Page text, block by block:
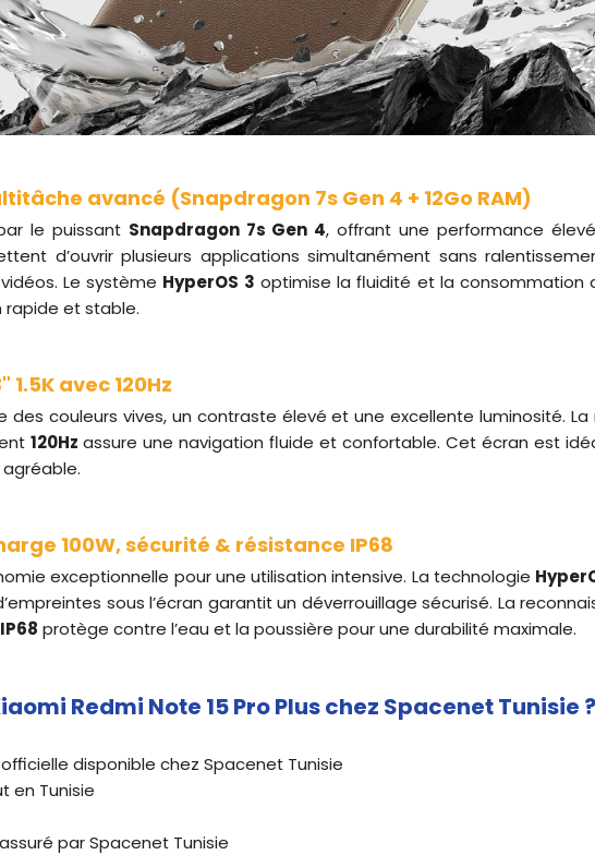
avancé (Snapdragon 7s Gen 4 + 12Go RAM)
le puissant Snapdragon 7s Gen 4, offrant une performance
d’ouvrir plusieurs applications simultanément sans
Le système HyperOS 3 optimise la fluidité et la consommation
rapide et stable.
1.5K avec 120Hz
des couleurs vives, un contraste élevé et une excellente luminosité. La
120Hz assure une navigation fluide et confortable. Cet écran est
agréable.
100W, sécurité & résistance IP68
exceptionnelle pour une utilisation intensive. La technologie
sous l’écran garantit un déverrouillage sécurisé. La
protège contre l’eau et la poussière pour une durabilité maximale.
Redmi Note 15 Pro Plus chez Spacenet Tunisie ?
disponible chez Spacenet Tunisie
en Tunisie
par Spacenet Tunisie